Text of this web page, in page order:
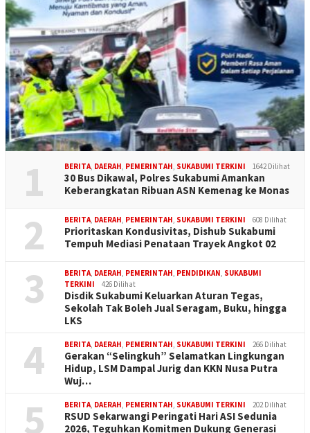
1 BERITA, DAERAH, PEMERINTAH, SUKABUMI TERKINI 1642 Dilihat
30 Bus Dikawal, Polres Sukabumi Amankan
Keberangkatan Ribuan ASN Kemenag ke Monas
2 BERITA, DAERAH, PEMERINTAH, SUKABUMI TERKINI 608 Dilihat
Prioritaskan Kondusivitas, Dishub Sukabumi
Tempuh Mediasi Penataan Trayek Angkot 02
3 BERITA, DAERAH, PEMERINTAH, PENDIDIKAN, SUKABUMI
TERKINI
426 Dilihat
Disdik Sukabumi Keluarkan Aturan Tegas,
Sekolah Tak Boleh Jual Seragam, Buku, hingga
LKS
4 BERITA, DAERAH, PEMERINTAH, SUKABUMI TERKINI 266 Dilihat
Gerakan “Selingkuh” Selamatkan Lingkungan
Hidup, LSM Dampal Jurig dan KKN Nusa Putra
Wuj…
5 BERITA, DAERAH, PEMERINTAH, SUKABUMI TERKINI 202 Dilihat
RSUD Sekarwangi Peringati Hari ASI Sedunia
2026, Teguhkan Komitmen Dukung Generasi